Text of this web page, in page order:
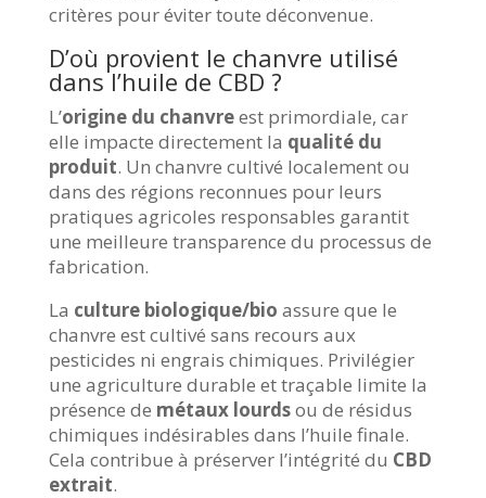
critères pour éviter toute déconvenue.
D’où provient le chanvre utilisé
dans l’huile de CBD ?
L’origine du chanvreest primordiale, car
elle impacte directement la qualité du
produit. Un chanvre cultivé localement ou
dans des régions reconnues pour leurs
pratiques agricoles responsables garantit
une meilleure transparence du processus de
fabrication.
La culture biologique/bio assure que le
chanvre est cultivé sans recours aux
pesticides ni engrais chimiques. Privilégier
une agriculture durable et traçable limite la
présence de métaux lourdsou de résidus
chimiques indésirables dans l’huile finale.
Cela contribue à préserver l’intégrité du CBD
extrait.